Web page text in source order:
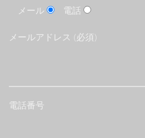
メール 電話
メールアドレス (必須)
電話番号